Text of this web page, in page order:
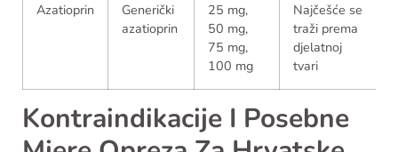
Azatioprin
Generički
azatioprin
25 mg,
50 mg,
75 mg,
100 mg
Najčešće se
traži prema
djelatnoj
tvari
Kontraindikacije I Posebne